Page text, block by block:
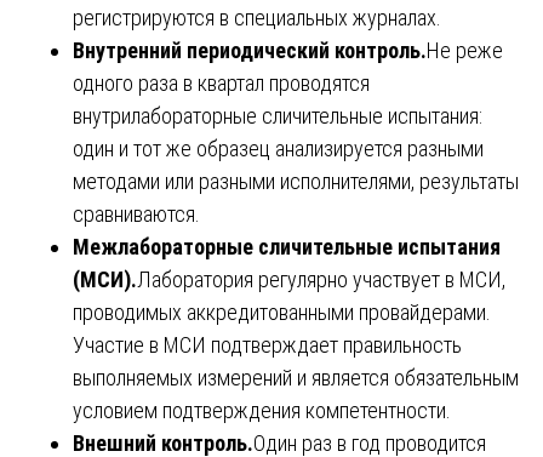
регистрируются в специальных журналах.
Внутренний периодический контроль.Не реже
одного раза в квартал проводятся
внутрилабораторные сличительные испытания:
один и тот же образец анализируется разными
методами или разными исполнителями, результаты
сравниваются.
Межлабораторные сличительные испытания
(МСИ).Лаборатория регулярно участвует в МСИ,
проводимых аккредитованными провайдерами.
Участие в МСИ подтверждает правильность
выполняемых измерений и является обязательным
условием подтверждения компетентности.
Внешний контроль.Один раз в год проводится